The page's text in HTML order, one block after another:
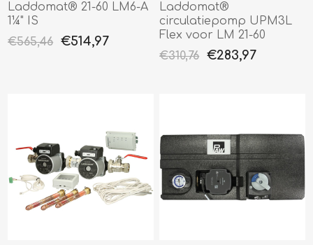
Laddomat® 21-60 LM6-A
1¼" IS
€565,46
€514,97
Laddomat®
circulatiepomp UPM3L
Flex voor LM 21-60
€310,76
€283,97